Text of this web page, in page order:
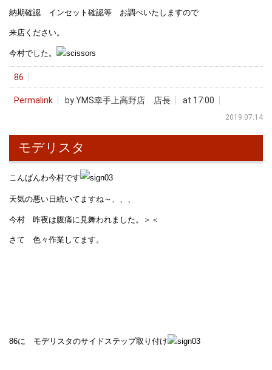
納期確認 インセット確認等 お調べいたしますので
来店ください。
今村でした。
86
Permalink by YMS幸手上高野店 店長 at 17:00
2019.07.14
モデリスタ
こんばんわ今村です
天気の悪い日続いてますね～、、、
今村 昨夜は腹痛に見舞われました。＞＜
さて 色々作業してます。
86に モデリスタのサイドステップ取り付け